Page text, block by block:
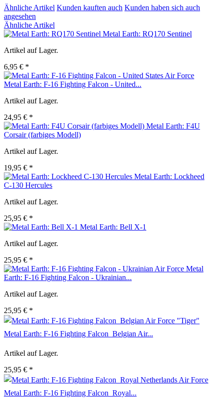
Ähnliche Artikel Kunden kauften auch Kunden haben sich auch
angesehen
Ähnliche Artikel
Metal Earth: RQ170 Sentinel
Artikel auf Lager.
6,95 € *
Metal Earth: F-16 Fighting Falcon - United...
Artikel auf Lager.
24,95 € *
Metal Earth: F4U
Corsair (farbiges Modell)
Artikel auf Lager.
19,95 € *
Metal Earth: Lockheed
C-130 Hercules
Artikel auf Lager.
25,95 € *
Metal Earth: Bell X-1
Artikel auf Lager.
25,95 € *
Metal
Earth: F-16 Fighting Falcon - Ukrainian...
Artikel auf Lager.
25,95 € *
Metal Earth: F-16 Fighting Falcon  Belgian Air...
Artikel auf Lager.
25,95 € *
Metal Earth: F-16 Fighting Falcon  Royal...